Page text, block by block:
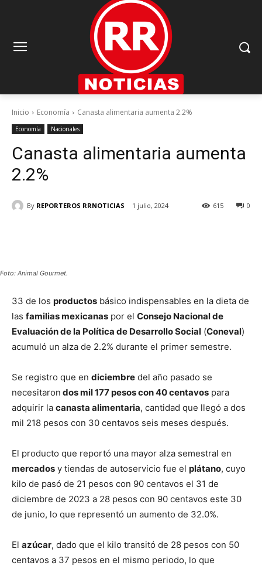
Inicio Economía Canasta alimentaria aumenta 2.2%
Economía Nacionales
Canasta alimentaria aumenta
2.2%
By REPORTEROS RRNOTICIAS 1 julio, 2024 0
615
Foto: Animal Gourmet.
33 de los productos básico indispensables en la dieta de
las familias mexicanas por el Consejo Nacional de
Evaluación de la Política de Desarrollo Social (Coneval)
acumuló un alza de 2.2% durante el primer semestre.
Se registro que en diciembre del año pasado se
necesitaron dos mil 177 pesos con 40 centavos para
adquirir la canasta alimentaria, cantidad que llegó a dos
mil 218 pesos con 30 centavos seis meses después.
El producto que reportó una mayor alza semestral en
mercados y tiendas de autoservicio fue el plátano, cuyo
kilo de pasó de 21 pesos con 90 centavos el 31 de
diciembre de 2023 a 28 pesos con 90 centavos este 30
de junio, lo que representó un aumento de 32.0%.
El azúcar, dado que el kilo transitó de 28 pesos con 50
centavos a 37 pesos en el mismo periodo, lo que